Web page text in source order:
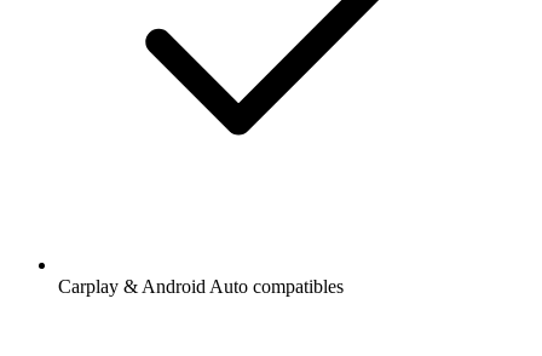
Carplay & Android Auto compatibles